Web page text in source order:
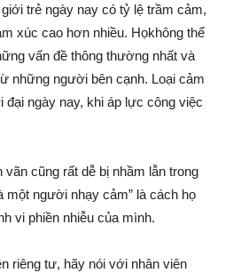
trẻ ngày nay có tỷ lệ trầm cảm,
xúc cao hơn nhiều. Họkhông thể
vấn đề thông thường nhất và
những người bên cạnh. Loại cảm
ngày nay, khi áp lực công việc
vãn cũng rất dễ bị nhầm lẫn trong
một người nhạy cảm” là cách họ
vi phiền nhiễu của mình.
riêng tư, hãy nói với nhân viên